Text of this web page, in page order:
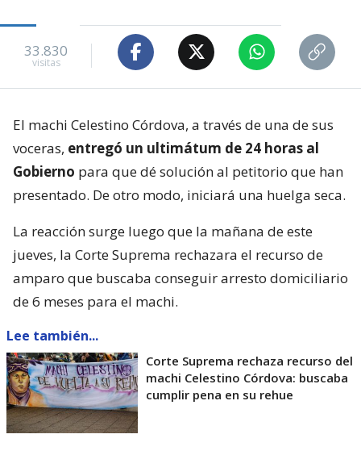
33.830
visitas
El machi Celestino Córdova, a través de una de sus
voceras, entregó un ultimátum de 24 horas al
Gobierno para que dé solución al petitorio que han
presentado. De otro modo, iniciará una huelga seca.
La reacción surge luego que la mañana de este
jueves, la Corte Suprema rechazara el recurso de
amparo que buscaba conseguir arresto domiciliario
de 6 meses para el machi.
Lee también...
Corte Suprema rechaza recurso del
machi Celestino Córdova: buscaba
cumplir pena en su rehue